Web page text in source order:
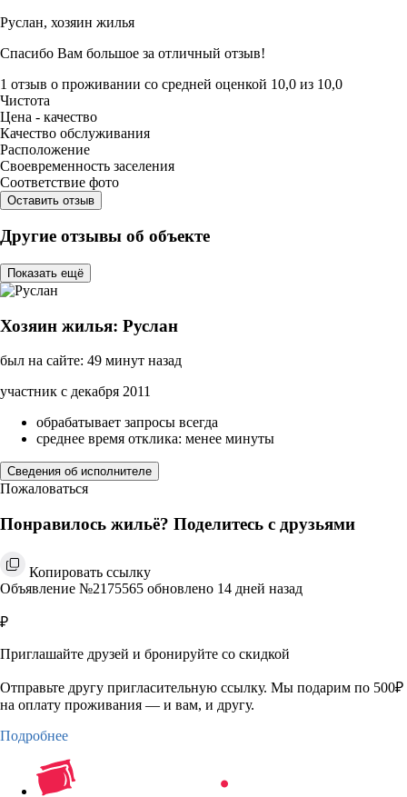
Руслан, хозяин жилья
Спасибо Вам большое за отличный отзыв!
1 отзыв о проживании со средней оценкой 10,0 из 10,0
Чистота
Цена - качество
Качество обслуживания
Расположение
Своевременность заселения
Соответствие фото
Оставить отзыв
Другие отзывы об объекте
Показать ещё
Хозяин жилья: Руслан
был на сайте: 49 минут назад
участник с декабря 2011
обрабатывает запросы всегда
среднее время отклика: менее минуты
Сведения об исполнителе
Пожаловаться
Понравилось жильё? Поделитесь с друзьями
Копировать ссылку
Объявление №2175565 обновлено 14 дней назад
₽
Приглашайте друзей и бронируйте со скидкой
Отправьте другу пригласительную ссылку. Мы подарим по 500₽
на оплату проживания — и вам, и другу.
Подробнее